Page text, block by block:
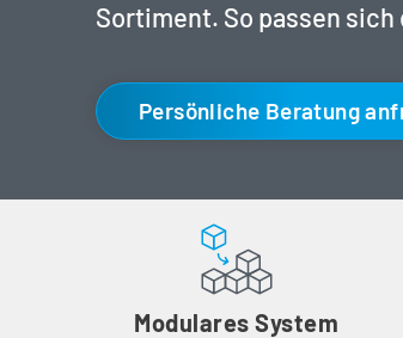
Sortiment. So passen
Persönliche Beratung
Modulares System